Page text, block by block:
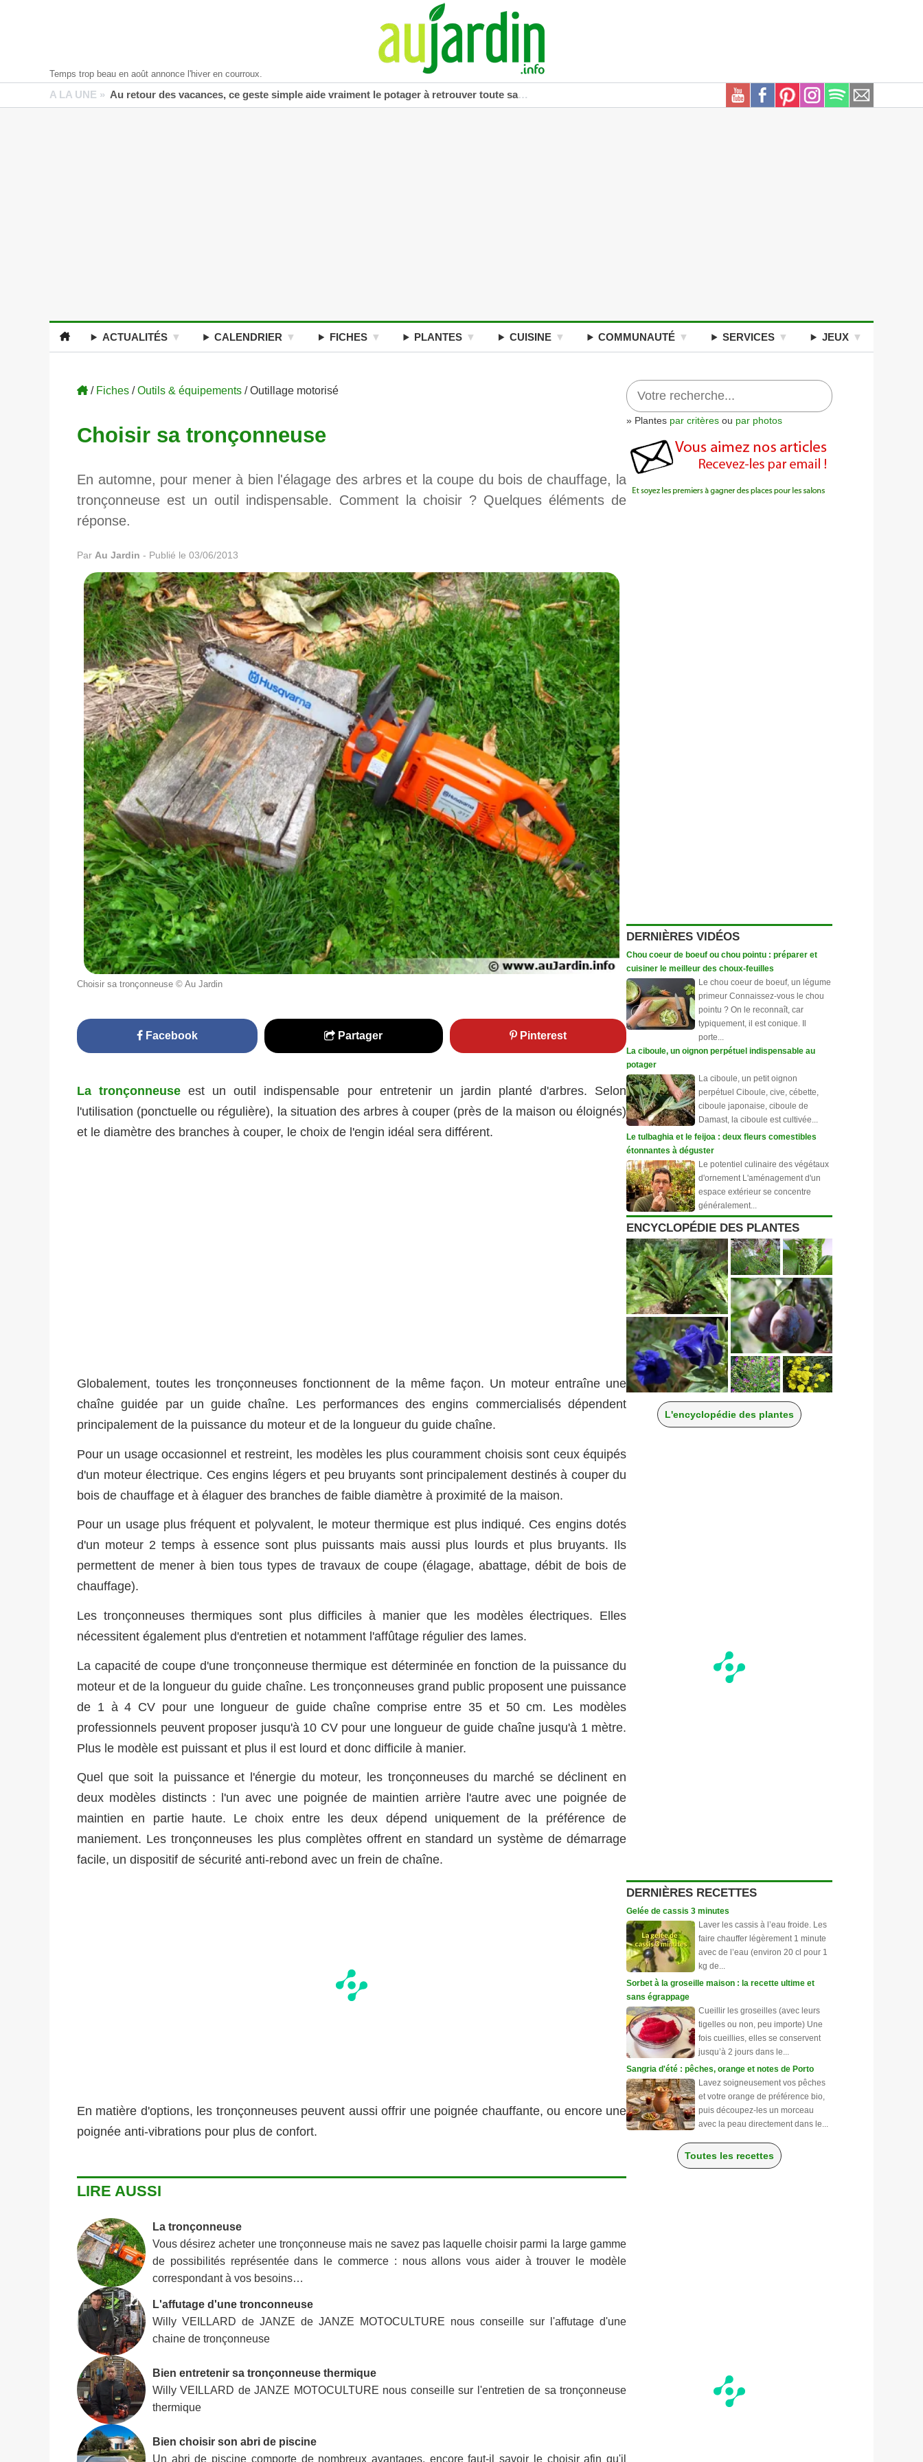
Temps trop beau en août annonce l'hiver en courroux.
A LA UNE » Au retour des vacances, ce geste simple aide vraiment le potager à retrouver toute sa vigueur
ACTUALITÉS CALENDRIER FICHES PLANTES CUISINE COMMUNAUTÉ SERVICES JEUX
/ Fiches /Outils & équipements / Outillage motorisé
Choisir sa tronçonneuse
En automne, pour mener à bien l'élagage des arbres et la coupe du bois de chauffage, la
tronçonneuse est un outil indispensable. Comment la choisir ? Quelques éléments de
réponse.
Par Au Jardin - Publié le 03/06/2013
Choisir sa tronçonneuse © Au Jardin
Facebook Partager Pinterest
La tronçonneuse est un outil indispensable pour entretenir un jardin planté d'arbres. Selon
l'utilisation (ponctuelle ou régulière), la situation des arbres à couper (près de la maison ou éloignés)
et le diamètre des branches à couper, le choix de l'engin idéal sera différent.
Globalement, toutes les tronçonneuses fonctionnent de la même façon. Un moteur entraîne une
chaîne guidée par un guide chaîne. Les performances des engins commercialisés dépendent
principalement de la puissance du moteur et de la longueur du guide chaîne.
Pour un usage occasionnel et restreint, les modèles les plus couramment choisis sont ceux équipés
d'un moteur électrique. Ces engins légers et peu bruyants sont principalement destinés à couper du
bois de chauffage et à élaguer des branches de faible diamètre à proximité de la maison.
Pour un usage plus fréquent et polyvalent, le moteur thermique est plus indiqué. Ces engins dotés
d'un moteur 2 temps à essence sont plus puissants mais aussi plus lourds et plus bruyants. Ils
permettent de mener à bien tous types de travaux de coupe (élagage, abattage, débit de bois de
chauffage).
Les tronçonneuses thermiques sont plus difficiles à manier que les modèles électriques. Elles
nécessitent également plus d'entretien et notamment l'affûtage régulier des lames.
La capacité de coupe d'une tronçonneuse thermique est déterminée en fonction de la puissance du
moteur et de la longueur du guide chaîne. Les tronçonneuses grand public proposent une puissance
de 1 à 4 CV pour une longueur de guide chaîne comprise entre 35 et 50 cm. Les modèles
professionnels peuvent proposer jusqu'à 10 CV pour une longueur de guide chaîne jusqu'à 1 mètre.
Plus le modèle est puissant et plus il est lourd et donc difficile à manier.
Quel que soit la puissance et l'énergie du moteur, les tronçonneuses du marché se déclinent en
deux modèles distincts : l'un avec une poignée de maintien arrière l'autre avec une poignée de
maintien en partie haute. Le choix entre les deux dépend uniquement de la préférence de
maniement. Les tronçonneuses les plus complètes offrent en standard un système de démarrage
facile, un dispositif de sécurité anti-rebond avec un frein de chaîne.
En matière d'options, les tronçonneuses peuvent aussi offrir une poignée chauffante, ou encore une
poignée anti-vibrations pour plus de confort.
LIRE AUSSI
La tronçonneuse
Vous désirez acheter une tronçonneuse mais ne savez pas laquelle choisir parmi la large gamme
de possibilités représentée dans le commerce : nous allons vous aider à trouver le modèle
correspondant à vos besoins…
L'affutage d'une tronconneuse
Willy VEILLARD de JANZE de JANZE MOTOCULTURE nous conseille sur l'affutage d'une
chaine de tronçonneuse
Bien entretenir sa tronçonneuse thermique
Willy VEILLARD de JANZE MOTOCULTURE nous conseille sur l'entretien de sa tronçonneuse
thermique
Bien choisir son abri de piscine
Un abri de piscine comporte de nombreux avantages, encore faut-il savoir le choisir afin qu'il
» Plantes par critères ou par photos
DERNIÈRES VIDÉOS
Chou coeur de boeuf ou chou pointu : préparer et
cuisiner le meilleur des choux-feuilles
Le chou coeur de boeuf, un légume
primeur Connaissez-vous le chou
pointu ? On le reconnaît, car
typiquement, il est conique. Il
porte...
La ciboule, un oignon perpétuel indispensable au
potager
La ciboule, un petit oignon
perpétuel Ciboule, cive, cébette,
ciboule japonaise, ciboule de
Damast, la ciboule est cultivée...
Le tulbaghia et le feijoa : deux fleurs comestibles
étonnantes à déguster
Le potentiel culinaire des végétaux
d'ornement L'aménagement d'un
espace extérieur se concentre
généralement...
ENCYCLOPÉDIE DES PLANTES
L'encyclopédie des plantes
DERNIÈRES RECETTES
Gelée de cassis 3 minutes
Laver les cassis à l’eau froide. Les
faire chauffer légèrement 1 minute
avec de l’eau (environ 20 cl pour 1
kg de...
Sorbet à la groseille maison : la recette ultime et
sans égrappage
Cueillir les groseilles (avec leurs
tigelles ou non, peu importe) Une
fois cueillies, elles se conservent
jusqu’à 2 jours dans le...
Sangria d'été : pêches, orange et notes de Porto
Lavez soigneusement vos pêches
et votre orange de préférence bio,
puis découpez-les un morceau
avec la peau directement dans le...
Toutes les recettes